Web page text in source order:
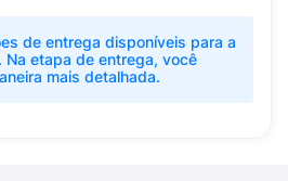
de entrega disponíveis para a
Na etapa de entrega, você
mais detalhada.